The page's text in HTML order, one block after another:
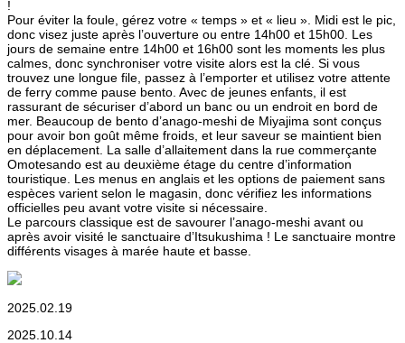
!
Pour éviter la foule, gérez votre « temps » et « lieu ». Midi est le pic,
donc visez juste après l’ouverture ou entre 14h00 et 15h00. Les
jours de semaine entre 14h00 et 16h00 sont les moments les plus
calmes, donc synchroniser votre visite alors est la clé. Si vous
trouvez une longue file, passez à l’emporter et utilisez votre attente
de ferry comme pause bento. Avec de jeunes enfants, il est
rassurant de sécuriser d’abord un banc ou un endroit en bord de
mer. Beaucoup de bento d’anago-meshi de Miyajima sont conçus
pour avoir bon goût même froids, et leur saveur se maintient bien
en déplacement. La salle d’allaitement dans la rue commerçante
Omotesando est au deuxième étage du centre d’information
touristique. Les menus en anglais et les options de paiement sans
espèces varient selon le magasin, donc vérifiez les informations
officielles peu avant votre visite si nécessaire.
Le parcours classique est de savourer l’anago-meshi avant ou
après avoir visité le sanctuaire d’Itsukushima ! Le sanctuaire montre
différents visages à marée haute et basse.
2025.02.19
2025.10.14